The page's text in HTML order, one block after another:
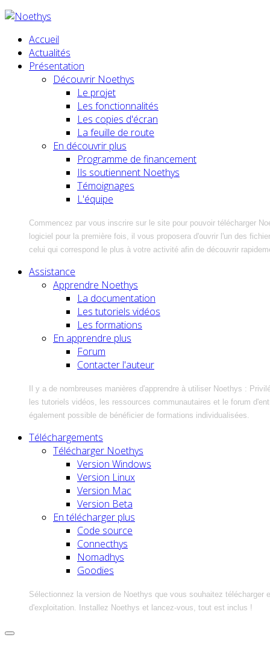
Accueil
Actualités
Présentation
Découvrir Noethys
Le projet
Les fonctionnalités
Les copies d'écran
La feuille de route
En découvrir plus
Programme de financement
Ils soutiennent Noethys
Témoignages
L'équipe
Commencez par vous inscrire sur le site pour pouvoir télécharger
logiciel pour la première fois, il vous proposera d'ouvrir l'un des
celui qui correspond le plus à votre activité afin de découvrir
Assistance
Apprendre Noethys
La documentation
Les tutoriels vidéos
Les formations
En apprendre plus
Forum
Contacter l'auteur
Il y a de nombreuses manières d'apprendre à utiliser Noethys :
les tutoriels vidéos, les ressources communautaires et le forum
également possible de bénéficier de formations individualisées.
Téléchargements
Télécharger Noethys
Version Windows
Version Linux
Version Mac
Version Beta
En télécharger plus
Code source
Connecthys
Nomadhys
Goodies
Sélectionnez la version de Noethys que vous souhaitez télécharger
d'exploitation. Installez Noethys et lancez-vous, tout est inclus !